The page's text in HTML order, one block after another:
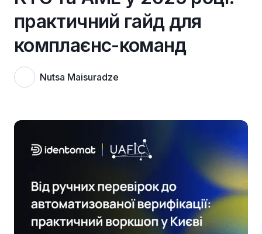
практичний гайд для
комплаєнс-команд
Nutsa Maisuradze